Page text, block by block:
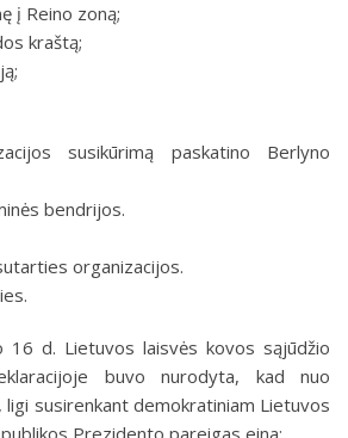
į Reino zoną;
kraštą;
susikūrimą paskatino Berlyno
bendrijos.
organizacijos.
16 d. Lietuvos laisvės kovos sąjūdžio
buvo nurodyta, kad nuo
ligi susirenkant demokratiniam Lietuvos